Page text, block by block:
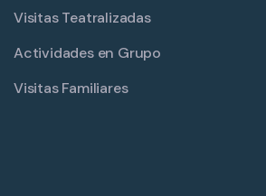
Visitas Teatralizadas
Actividades en Grupo
Visitas Familiares